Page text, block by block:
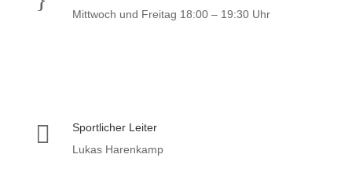
Mittwoch und Freitag 18:00 – 19:30 Uhr

Sportlicher Leiter
Lukas Harenkamp